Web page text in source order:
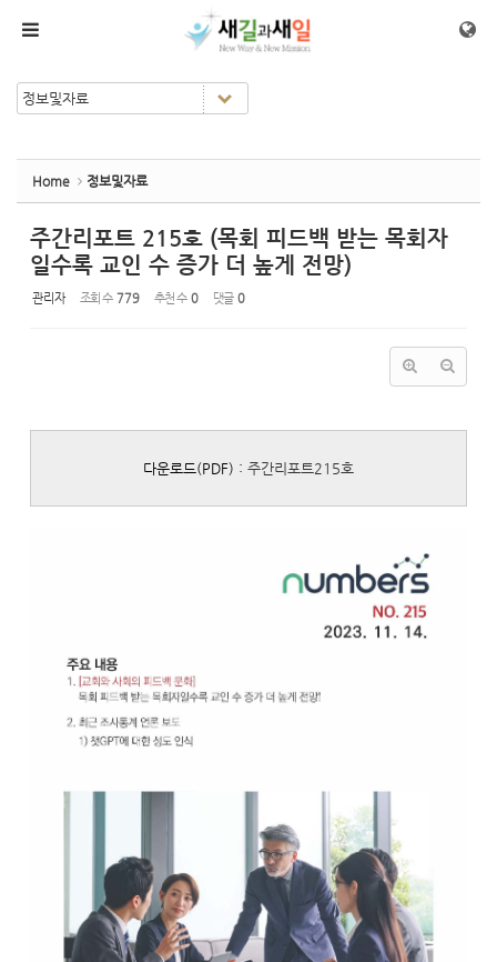
Home 정보및자료
주간리포트 215호 (목회 피드백 받는 목회자
일수록 교인 수 증가 더 높게 전망)
관리자 조회 수 779 추천 수 0 댓글 0
다운로드(PDF) : 주간리포트215호